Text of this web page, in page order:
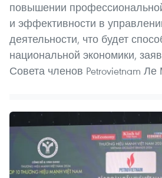
повышении
и эффективности в
деятельности, что будет
национальной экономики,
Совета членов Petrovietnam